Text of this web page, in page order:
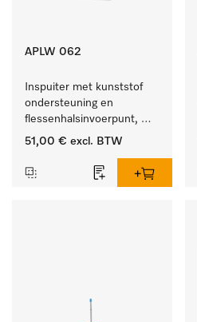
APLW 062
Inspuiter met kunststof
ondersteuning en
flessenhalsinvoerpunt,
ster, Ø 6, lengte 135 mm.
51,00 € excl. BTW